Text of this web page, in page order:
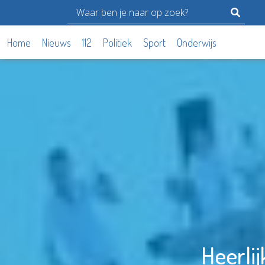
Home Nieuws 112 Politiek Sport Onderwijs